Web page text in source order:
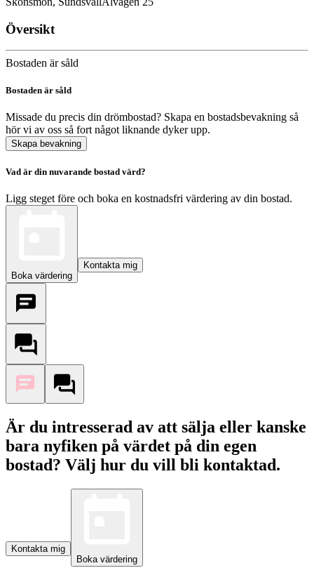
Översikt
Bostaden är såld
Bostaden är såld
Missade du precis din drömbostad? Skapa en bostadsbevakning så
hör vi av oss så fort något liknande dyker upp.
Skapa bevakning
Vad är din nuvarande bostad värd?
Ligg steget före och boka en kostnadsfri värdering av din bostad.
Boka värdering
Kontakta mig
Är du intresserad av att sälja eller kanske
bara nyfiken på värdet på din egen
bostad? Välj hur du vill bli kontaktad.
Kontakta mig
Boka värdering